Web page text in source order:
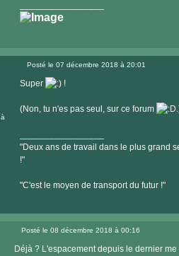
Posté le 07 décembre 2018 à 20:01
Super !
(Non, tu n'es pas seul, sur ce forum
"Deux ans de travail dans le plus grand
!"
"C'est le moyen de transport du futur !"
Posté le 08 décembre 2018 à 00:16
Déjà ? L'espacement depuis le dernier